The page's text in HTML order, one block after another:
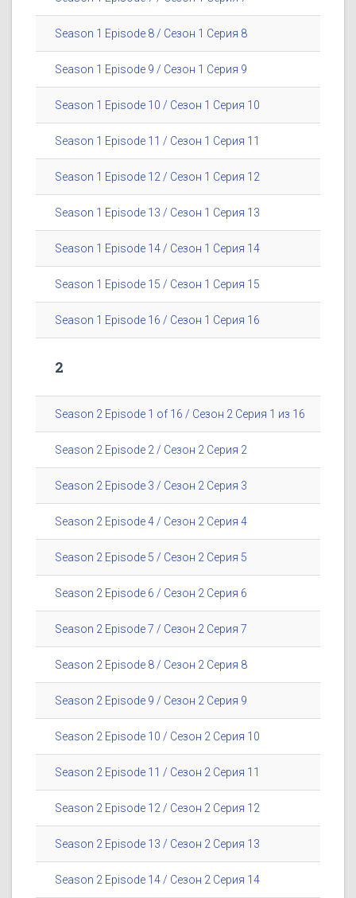
Season 1 Episode 8 / Сезон 1 Серия 8
Season 1 Episode 9 / Сезон 1 Серия 9
Season 1 Episode 10 / Сезон 1 Серия 10
Season 1 Episode 11 / Сезон 1 Серия 11
Season 1 Episode 12 / Сезон 1 Серия 12
Season 1 Episode 13 / Сезон 1 Серия 13
Season 1 Episode 14 / Сезон 1 Серия 14
Season 1 Episode 15 / Сезон 1 Серия 15
Season 1 Episode 16 / Сезон 1 Серия 16
2
Season 2 Episode 1 of 16 / Сезон 2 Серия 1 из 16
Season 2 Episode 2 / Сезон 2 Серия 2
Season 2 Episode 3 / Сезон 2 Серия 3
Season 2 Episode 4 / Сезон 2 Серия 4
Season 2 Episode 5 / Сезон 2 Серия 5
Season 2 Episode 6 / Сезон 2 Серия 6
Season 2 Episode 7 / Сезон 2 Серия 7
Season 2 Episode 8 / Сезон 2 Серия 8
Season 2 Episode 9 / Сезон 2 Серия 9
Season 2 Episode 10 / Сезон 2 Серия 10
Season 2 Episode 11 / Сезон 2 Серия 11
Season 2 Episode 12 / Сезон 2 Серия 12
Season 2 Episode 13 / Сезон 2 Серия 13
Season 2 Episode 14 / Сезон 2 Серия 14